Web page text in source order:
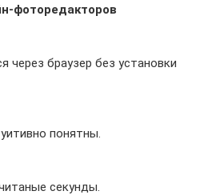
фоторедакторов
через браузер без установки
понятны.
секунды.